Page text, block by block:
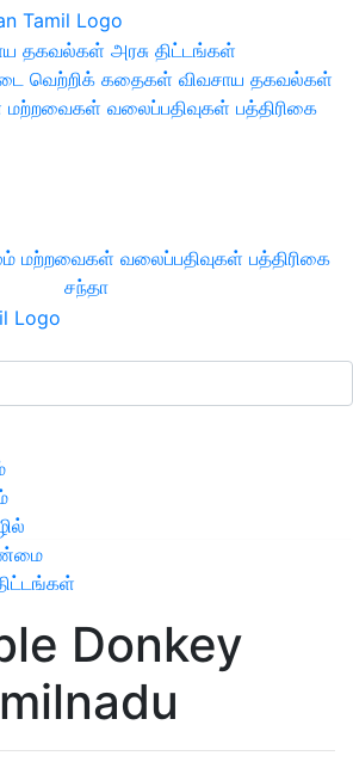
தகவல்கள் அரசு திட்டங்கள்
வெற்றிக் கதைகள் விவசாய தகவல்கள்
மற்றவைகள் வலைப்பதிவுகள் பத்திரிகை
மற்றவைகள் வலைப்பதிவுகள் பத்திரிகை
சந்தா
Donkey